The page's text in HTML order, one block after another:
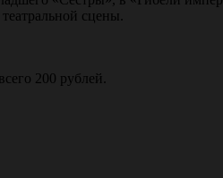
сцены.
200 рублей.